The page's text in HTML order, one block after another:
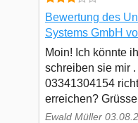
Bewertung des
Systems GmbH
Moin! Ich könnte
schreiben sie mir
03341304154
erreichen? Grüsse
Ewald Müller